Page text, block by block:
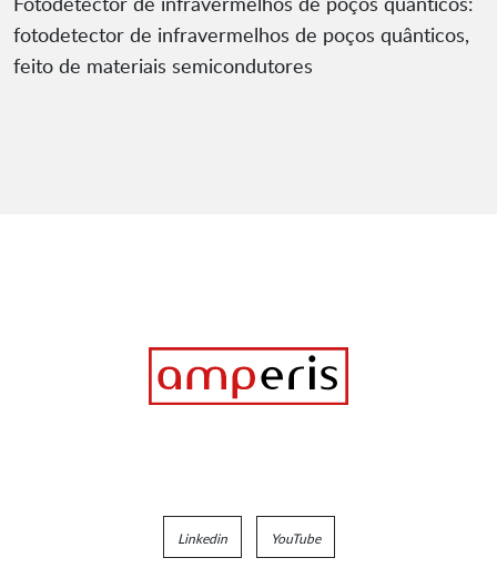
fotodetector de infravermelhos de poços quânticos,
feito de materiais semicondutores
Linkedin YouTube